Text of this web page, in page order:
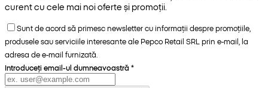
curent cu cele mai noi oferte și promoții.
Sunt de acord să primesc newsletter cu informații despre promoțiile,
produsele sau serviciile interesante ale Pepco Retail SRL prin e-mail, la
adresa de e-mail furnizată.
Introduceți email-ul dumneavoastră *